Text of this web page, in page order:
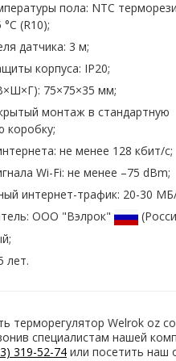
пола: NTC
(R10);
датчика: 3 м;
корпуса: IP20;
75×75×35 мм;
монтаж в стандартную
коробку;
не менее 128 кбит/с;
Wi-Fi: не менее –75 dBm;
интернет-трафик: 20-30
ООО "Вэлрок"
лет.
терморегулятор Welrok oz
специалистам нашей
319-52-74 или посетить наш